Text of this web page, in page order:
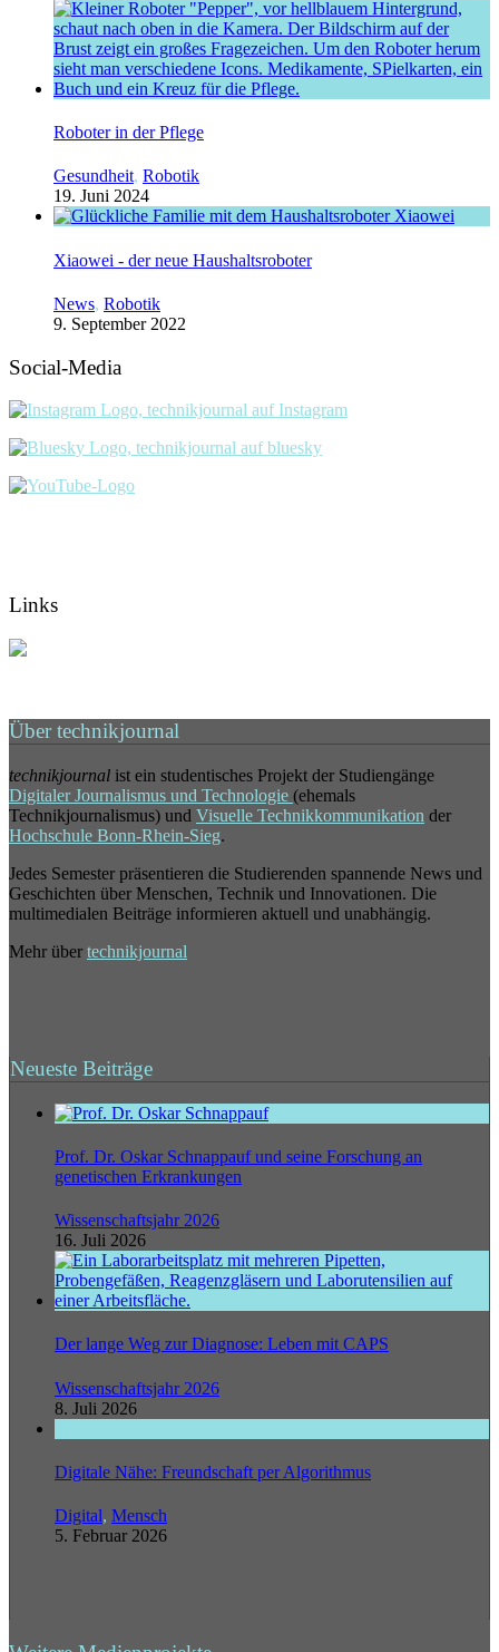
Roboter in der Pflege
Gesundheit, Robotik
19. Juni 2024
Xiaowei - der neue Haushaltsroboter
News, Robotik
9. September 2022
Social-Media
Links
Über technikjournal
technikjournal ist ein studentisches Projekt der Studiengänge
Digitaler Journalismus und Technologie (ehemals
Technikjournalismus) und Visuelle Technikkommunikation der
Hochschule Bonn-Rhein-Sieg.
Jedes Semester präsentieren die Studierenden spannende News und
Geschichten über Menschen, Technik und Innovationen. Die
multimedialen Beiträge informieren aktuell und unabhängig.
Mehr über technikjournal
Neueste Beiträge
Prof. Dr. Oskar Schnappauf und seine Forschung an
genetischen Erkrankungen
Wissenschaftsjahr 2026
16. Juli 2026
Der lange Weg zur Diagnose: Leben mit CAPS
Wissenschaftsjahr 2026
8. Juli 2026
Digitale Nähe: Freundschaft per Algorithmus
Digital, Mensch
5. Februar 2026